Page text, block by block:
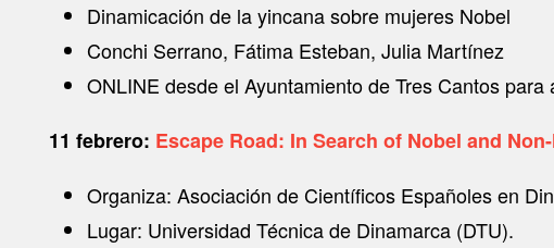
Dinamicación de la yincana sobre mujeres Nobel
Conchi Serrano, Fátima Esteban, Julia Martínez
ONLINE desde el Ayuntamiento de Tres Cantos
11 febrero: Escape Road: In Search of Nobel and
Organiza: Asociación de Científicos Españoles en
Lugar: Universidad Técnica de Dinamarca (DTU).